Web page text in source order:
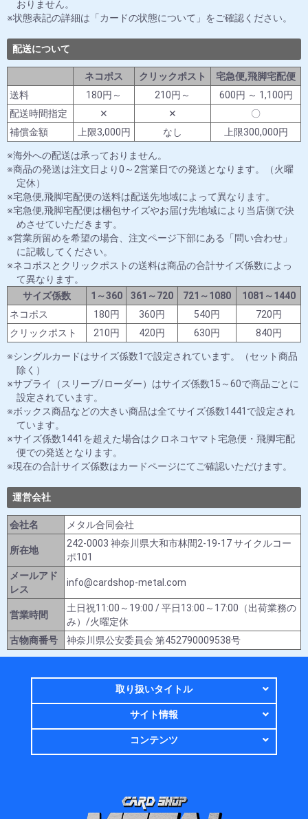
おりません。
状態表記の詳細は「カードの状態について」をご確認ください。
配送について
ネコポス クリックポスト
宅急便,飛脚宅配便
送料
180円～ 210円～
600円 ～ 1,100円
配送時間指定
✕ ✕
〇
補償金額
上限3,000円 なし 上限300,000円
海外への配送は承っておりません。
商品の発送は注文日より0～2営業日での発送となります。（火曜
定休）
宅急便,飛脚宅配便の送料は配送先地域によって異なります。
宅急便,飛脚宅配便は梱包サイズやお届け先地域により当店側で決
めさせていただきます。
営業所留めを希望の場合、注文ページ下部にある「問い合わせ」
に記載してください。
ネコポスとクリックポストの送料は商品の合計サイズ係数によっ
て異なります。
サイズ係数
1～360 361～720 721～1080
1081～1440
ネコポス
180円 360円 540円
720円
クリックポスト
210円 420円 630円 840円
シングルカードはサイズ係数1で設定されています。（セット商品
除く）
サプライ（スリーブ/ローダー）はサイズ係数15～60で商品ごとに
設定されています。
ボックス商品などの大きい商品は全てサイズ係数1441で設定され
ています。
サイズ係数1441を超えた場合はクロネコヤマト宅急便・飛脚宅配
便での発送となります。
現在の合計サイズ係数はカードページにてご確認いただけます。
運営会社
会社名 メタル合同会社
所在地
242-0003 神奈川県大和市林間2-19-17 サイクルコー
ポ101
メールアド
レス
info@cardshop-metal.com
営業時間
土日祝11:00～19:00 / 平日13:00～17:00（出荷業務の
み）/火曜定休
古物商番号
神奈川県公安委員会 第452790009538号
取り扱いタイトル
サイト情報
コンテンツ